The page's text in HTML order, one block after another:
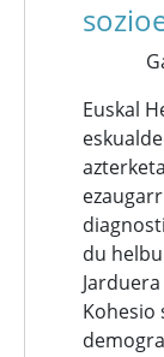
Euskal
du
Kohesio